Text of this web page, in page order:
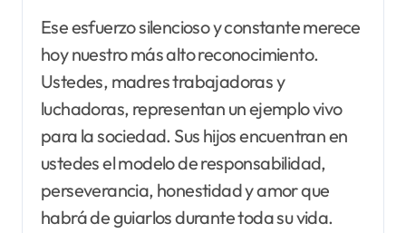
Ese esfuerzo silencioso y constante merece
hoy nuestro más alto reconocimiento.
Ustedes, madres trabajadoras y
luchadoras, representan un ejemplo vivo
para la sociedad. Sus hijos encuentran en
ustedes el modelo de responsabilidad,
perseverancia, honestidad y amor que
habrá de guiarlos durante toda su vida.